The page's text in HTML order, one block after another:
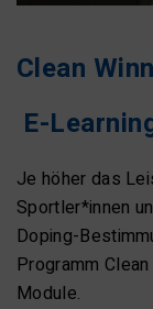
Clean
E-
Je höher das
Sportler*innen
Doping-
Programm
Module.